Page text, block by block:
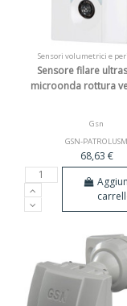
Sensori volumetrici e
Sensore filare
microonda rottura
Gsn
GSN-PATROLUSM
68,63 €